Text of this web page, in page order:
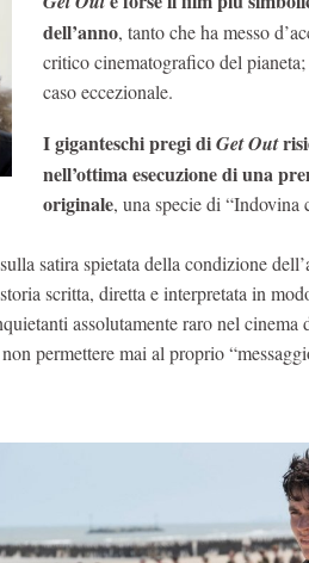
dell’anno, tanto che ha messo
critico cinematografico del
caso eccezionale.
I giganteschi pregi diGet Out
nell’ottima esecuzione di una
originale, una specie di “Indovina
satira spietata della condizione
scritta, diretta e interpretata in
assolutamente raro nel cinema
permettere mai al proprio